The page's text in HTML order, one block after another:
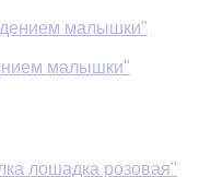
малышки"